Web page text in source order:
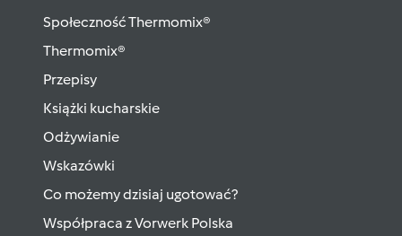
Społeczność Thermomix®
Thermomix®
Przepisy
Książki kucharskie
Odżywianie
Wskazówki
Co możemy dzisiaj ugotować?
Współpraca z Vorwerk Polska